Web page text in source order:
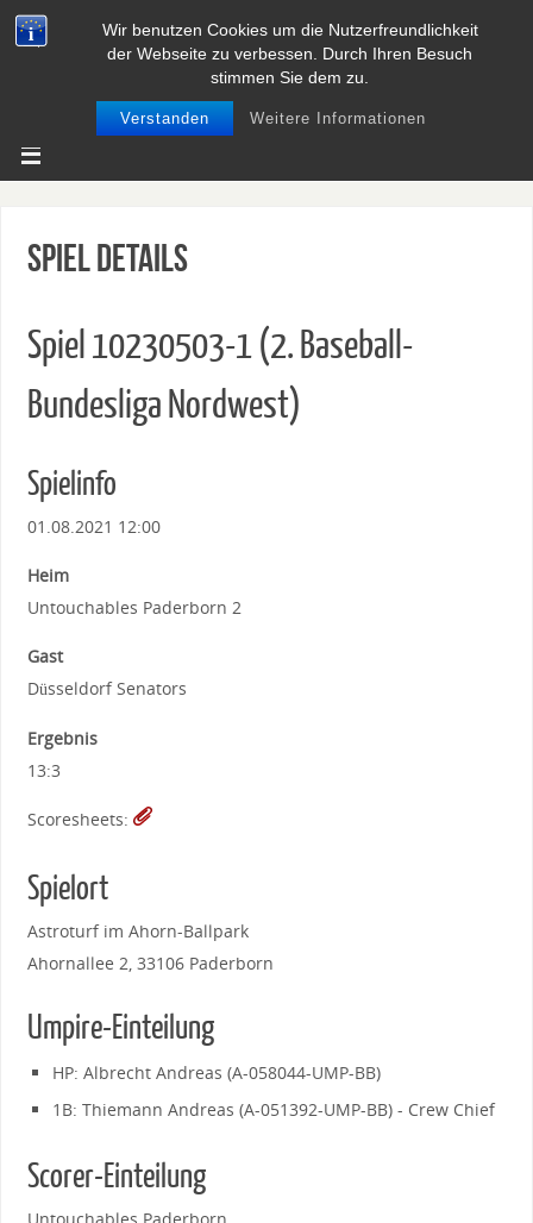
Wir benutzen Cookies um die Nutzerfreundlichkeit
der Webseite zu verbessen. Durch Ihren Besuch
stimmen Sie dem zu.
Verstanden Weitere Informationen
BASEBALL UND SOFTBALL IN
NIEDERSACHSEN
Spiel Details
Spiel 10230503-1 (2. Baseball-
Bundesliga Nordwest)
Spielinfo
01.08.2021 12:00
Heim
Untouchables Paderborn 2
Gast
Düsseldorf Senators
Ergebnis
13:3
Scoresheets:
Spielort
Astroturf im Ahorn-Ballpark
Ahornallee 2, 33106 Paderborn
Umpire-Einteilung
HP: Albrecht Andreas (A-058044-UMP-BB)
1B: Thiemann Andreas (A-051392-UMP-BB) - Crew Chief
Scorer-Einteilung